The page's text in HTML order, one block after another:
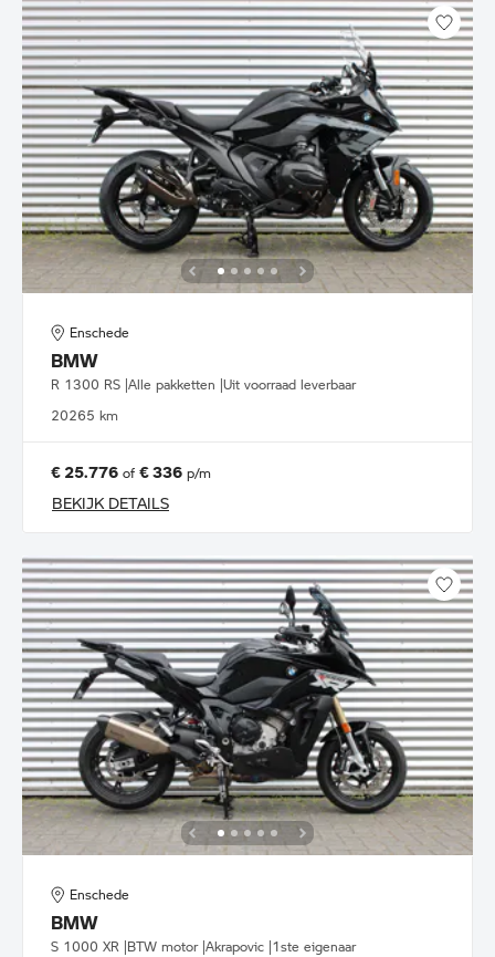
Enschede
BMW
R 1300 RS |Alle pakketten |Uit voorraad leverbaar
20265 km
€ 25.776 of € 336 p/m
BEKIJK DETAILS
Enschede
BMW
S 1000 XR |BTW motor |Akrapovic |1ste eigenaar